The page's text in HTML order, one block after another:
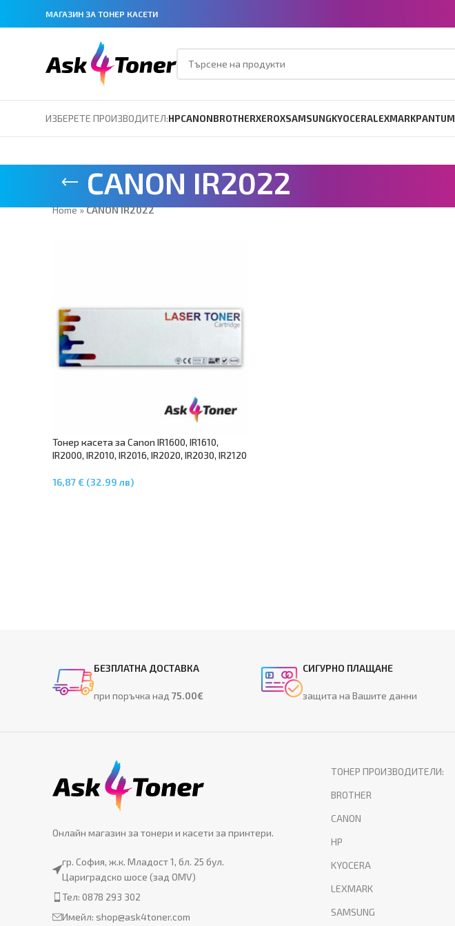
МАГАЗИН ЗА ТОНЕР КАСЕТИ
ИЗБЕРЕТЕ ПРОИЗВОДИТЕЛ:HPCANONBROTHERXEROXSAMSUNGKYOCERALEXMARKPANTUM
CANON IR2022
Home»CANON IR2022
Тонер касета за Canon IR1600, IR1610,
IR2000, IR2010, IR2016, IR2020, IR2030, IR2120
16,87 € (32.99 лв)
БЕЗПЛАТНА ДОСТАВКА
при поръчка над 75.00€
СИГУРНО ПЛАЩАНЕ
защита на Вашите данни
Онлайн магазин за тонери и касети за принтери.
гр. София, ж.к. Младост 1, бл. 25 бул.
Цариградско шосе (зад OMV)
Тел: 0878 293 302
Имейл: shop@ask4toner.com
ТОНЕР ПРОИЗВОДИТЕЛИ:
BROTHER
CANON
HP
KYOCERA
LEXMARK
SAMSUNG